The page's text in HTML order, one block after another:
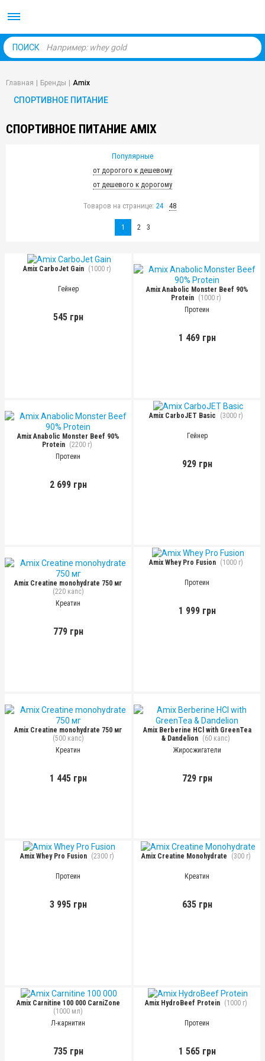
ПОИСК
Главная Бренды Amix
СПОРТИВНОЕ ПИТАНИЕ
СПОРТИВНОЕ ПИТАНИЕ AMIX
Популярные
от дорогого к дешевому
от дешевого к дорогому
Товаров на странице: 24 48
1 2 3
Amix CarboJet Gain (1000 г)
Гейнер
545 грн
Amix Anabolic Monster Beef 90%
Protein
(1000 г)
Протеин
1 469 грн
Amix Anabolic Monster Beef 90%
Protein
(2200 г)
Протеин
2 699 грн
Amix CarboJET Basic (3000 г)
Гейнер
929 грн
Amix Creatine monohydrate 750 мг
(220 капс)
Креатин
779 грн
Amix Whey Pro Fusion (1000 г)
Протеин
1 999 грн
Amix Creatine monohydrate 750 мг
(500 капс)
Креатин
1 445 грн
Amix Berberine HCl with GreenTea
& Dandelion (60 капс)
Жиросжигатели
729 грн
Amix Whey Pro Fusion (2300 г)
Протеин
3 995 грн
Amix Creatine Monohydrate (300 г)
Креатин
635 грн
Amix Carnitine 100 000 CarniZone
(1000 мл)
Л-карнитин
735 грн
Amix HydroBeef Protein (1000 г)
Протеин
1 565 грн